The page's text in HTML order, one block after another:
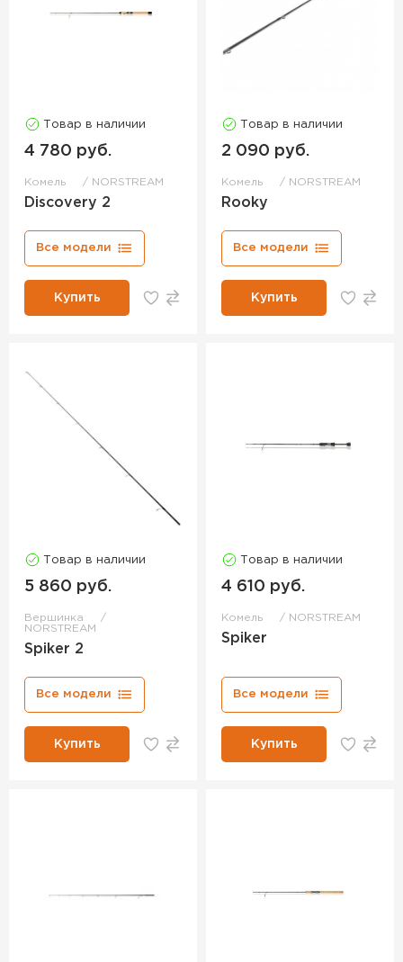
Товар в наличии
4 780 руб.
Комель NORSTREAM
Discovery 2
Все модели
Купить
Товар в наличии
2 090 руб.
Комель NORSTREAM
Rooky
Все модели
Купить
Товар в наличии
5 860 руб.
Вершинка
NORSTREAM
Spiker 2
Все модели
Купить
Товар в наличии
4 610 руб.
Комель NORSTREAM
Spiker
Все модели
Купить